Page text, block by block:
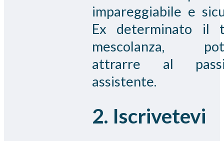
impareggiabile e
Ex determinato il
mescolanza,
attrarre al
assistente.
2. Iscrivetevi